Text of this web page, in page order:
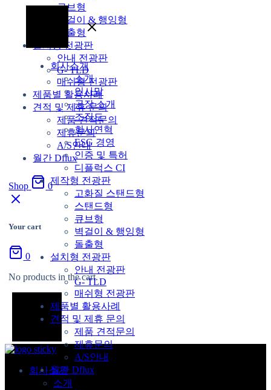
큐브형
벽걸이 & 행잉형
돌출형
설치형 전광판
안내 전광판
G- TLD
매쉬형 전광판
제품별 활용사례
견적 및 제휴 문의
제품 견적문의
제휴문의
A/S안내
월간 Dflux
Shop 0
Your cart
0
No products in the cart.
회사소개
소개
회사소개
소개
인사말
공장 소개
조직도
회사연혁
ESG 경영
인증 및 특허
디플럭스 CI
제작형 전광판
고화질 스탠드형
스탠드형
큐브형
벽걸이 & 행잉형
돌출형
설치형 전광판
안내 전광판
G- TLD
매쉬형 전광판
제품별 활용사례
견적 및 제휴 문의
제품 견적문의
제휴문의
A/S안내
월간 Dflux